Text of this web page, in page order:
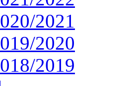
2021
2020
2019